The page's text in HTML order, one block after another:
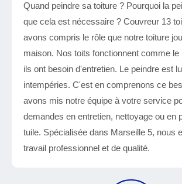
Quand peindre sa toiture ? Pourquoi la
que cela est nécessaire ? Couvreur 13
avons compris le rôle que notre toiture
maison. Nos toits fonctionnent comme le
ils ont besoin d'entretien. Le peindre est
intempéries. C'est en comprenons ce
avons mis notre équipe à votre service
demandes en entretien, nettoyage ou en
tuile. Spécialisée dans Marseille 5, nous
travail professionnel et de qualité.